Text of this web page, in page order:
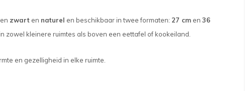
zwart en naturel en beschikbaar in twee formaten: 27 cm en 36
zowel kleinere ruimtes als boven een eettafel of kookeiland.
en gezelligheid in elke ruimte.